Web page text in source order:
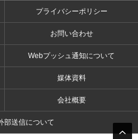
プライバシーポリシー
お問い合わせ
Webプッシュ通知について
媒体資料
会社概要
部送信について